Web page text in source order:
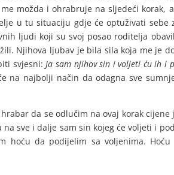
možda i ohrabruje na sljedeći korak,
u tu situaciju gdje će optuživati sebe
ljudi koji su svoj posao roditelja
Njihova ljubav je bila sila koja me je
svjesni:Ja sam njihov sin i voljeti ću ih i
na najbolji način da odagna sve
da se odlučim na ovaj korak cijene
sve i dalje sam sin kojeg će voljeti i
hoću da podijelim sa voljenima. Hoću